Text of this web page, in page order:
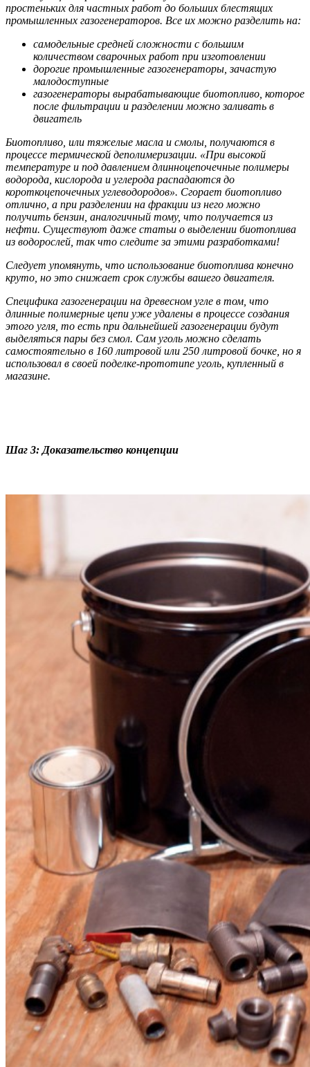
простеньких для частных работ до больших блестящих
промышленных газогенераторов. Все их можно разделить на:
самодельные средней сложности с большим
количеством сварочных работ при изготовлении
дорогие промышленные газогенераторы, зачастую
малодоступные
газогенераторы вырабатывающие биотопливо, которое
после фильтрации и разделении можно заливать в
двигатель
Биотопливо, или тяжелые масла и смолы, получаются в
процессе термической деполимеризации. «При высокой
температуре и под давлением длинноцепочечные полимеры
водорода, кислорода и углерода распадаются до
короткоцепочечных углеводородов». Сгорает биотопливо
отлично, а при разделении на фракции из него можно
получить бензин, аналогичный тому, что получается из
нефти. Существуют даже статьи о выделении биотоплива
из водорослей, так что следите за этими разработками!
Следует упомянуть, что использование биотоплива конечно
круто, но это снижает срок службы вашего двигателя.
Специфика газогенерации на древесном угле в том, что
длинные полимерные цепи уже удалены в процессе создания
этого угля, то есть при дальнейшей газогенерации будут
выделяться пары без смол. Сам уголь можно сделать
самостоятельно в 160 литровой или 250 литровой бочке, но я
использовал в своей поделке-прототипе уголь, купленный в
магазине.
Шаг 3: Доказательство концепции